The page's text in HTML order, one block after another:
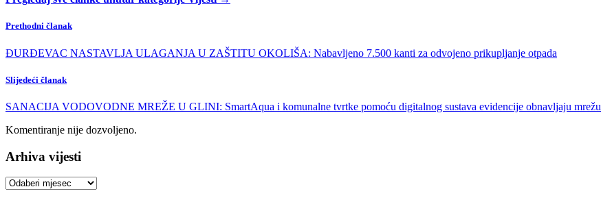
Prethodni članak
ĐURĐEVAC NASTAVLJA ULAGANJA U ZAŠTITU OKOLIŠA: Nabavljeno 7.500 kanti za odvojeno prikupljanje otpada
Slijedeći članak
SANACIJA VODOVODNE MREŽE U GLINI: SmartAqua i komunalne tvrtke pomoću digitalnog sustava evidencije obnavljaju mrežu
Komentiranje nije dozvoljeno.
Arhiva vijesti
Arhiva